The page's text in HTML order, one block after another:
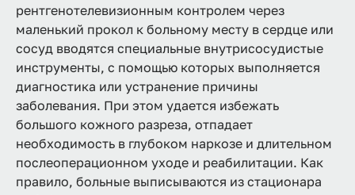
рентгенотелевизионным контролем через
маленький прокол к больному месту в сердце или
сосуд вводятся специальные внутрисосудистые
инструменты, с помощью которых выполняется
диагностика или устранение причины
заболевания. При этом удается избежать
большого кожного разреза, отпадает
необходимость в глубоком наркозе и длительном
послеоперационном уходе и реабилитации. Как
правило, больные выписываются из стационара